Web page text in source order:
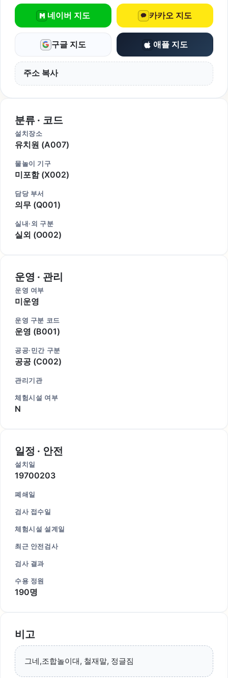
네이버 지도 카카오 지도
구글 지도 애플 지도
주소 복사
분류 · 코드
설치장소
유치원 (A007)
물놀이 기구
미포함 (X002)
담당 부서
의무 (Q001)
실내·외 구분
실외 (O002)
운영 · 관리
운영 여부
미운영
운영 구분 코드
운영 (B001)
공공·민간 구분
공공 (C002)
관리기관
체험시설 여부
N
일정 · 안전
설치일
19700203
폐쇄일
검사 접수일
체험시설 설계일
최근 안전검사
검사 결과
수용 정원
190명
비고
그네,조합놀이대, 철재말, 정글짐